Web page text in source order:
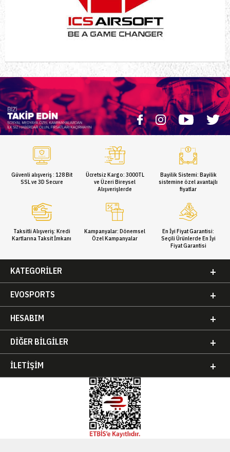
Güvenli alışveriş : 128 Bit
SSL ve 3D Secure
Ücretsiz Kargo: 3000TL
ve Üzeri Bireysel
Alışverişlerde
Bayilik Sistemi: Bayilik
sistemine özel avantajlı
fiyatlar
Taksitli Alışveriş: Kredi
Kartlarına Taksit İmkanı
Kampanyalar: Dönemsel
Özel Kampanyalar
En İyi Fiyat Garantisi:
Seçili Ürünlerde En İyi
Fiyat Garantisi
KATEGORILER
EVOSPORTS
HESABIM
DIĞER BILGILER
İLETIŞIM